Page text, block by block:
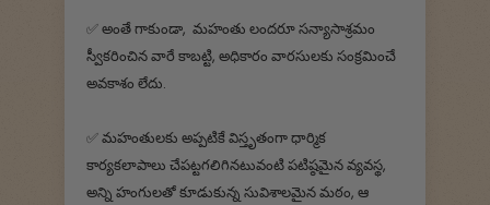
✅ అంతే గాకుండా, మహంతు లందరూ సన్యాసాశ్రమం
స్వీకరించిన వారే కాబట్టి, అధికారం వారసులకు సంక్రమించే
అవకాశం లేదు.
✅ మహంతులకు అప్పటికే విస్తృతంగా ధార్మిక
కార్యకలాపాలు చేపట్టగలిగినటువంటి పటిష్ఠమైన వ్యవస్థ,
అన్ని హంగులతో కూడుకున్న సువిశాలమైన మఠం, ఆ